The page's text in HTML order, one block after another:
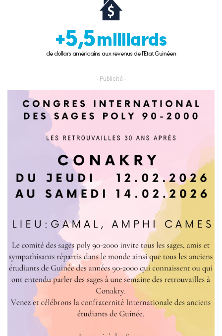
- Publicité -